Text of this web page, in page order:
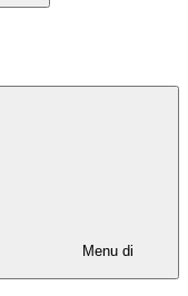
Menu di